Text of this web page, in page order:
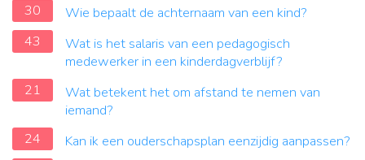
30
Wie bepaalt de achternaam van een kind?
43
Wat is het salaris van een pedagogisch
medewerker in een kinderdagverblijf?
21
Wat betekent het om afstand te nemen van
iemand?
24
Kan ik een ouderschapsplan eenzijdig aanpassen?